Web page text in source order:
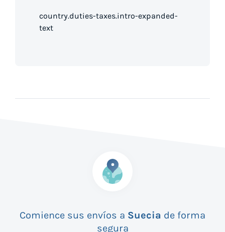
country.duties-taxes.intro-expanded-
text
Comience sus envíos a Suecia de forma
segura